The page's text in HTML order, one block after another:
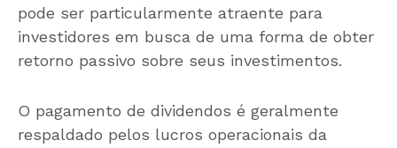
pode ser particularmente atraente para
investidores em busca de uma forma de obter
retorno passivo sobre seus investimentos.
O pagamento de dividendos é geralmente
respaldado pelos lucros operacionais da